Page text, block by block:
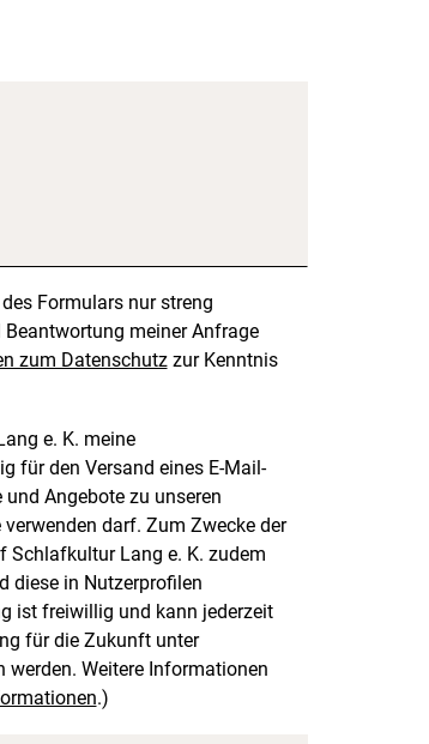
Formulars nur streng
meiner Anfrage
zum Datenschutzzur Kenntnis
e. K. meine
für den Versand eines E-Mail-
Angebote zu unseren
darf. Zum Zwecke der
Schlafkultur Lang e. K. zudem
diese in Nutzerprofilen
ist freiwillig und kann jederzeit
für die Zukunft unter
Weitere Informationen
.)